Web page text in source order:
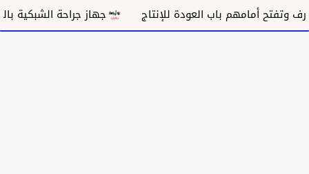
جهاز جراحة الشبكية بالقضارف